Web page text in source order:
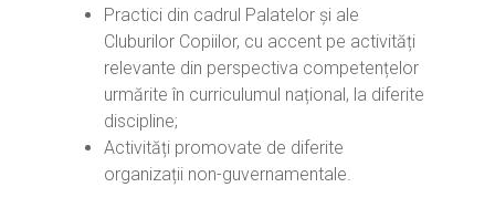
Practici din cadrul Palatelor și ale
Cluburilor Copiilor, cu accent pe activități
relevante din perspectiva competențelor
urmărite în curriculumul național, la diferite
discipline;
Activități promovate de diferite
organizații non-guvernamentale.